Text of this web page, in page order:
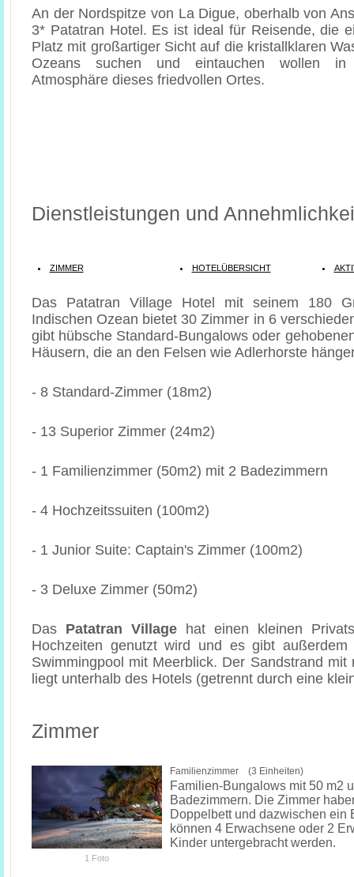
An der Nordspitze von La Digue, oberhalb von
3* Patatran Hotel. Es ist ideal für Reisende, die
Platz mit großartiger Sicht auf die kristallklaren
Ozeans suchen und eintauchen wollen in
Atmosphäre dieses friedvollen Ortes.
Dienstleistungen und
ZIMMER HOTELÜBERSICHT
Das Patatran Village Hotel mit seinem 180
Indischen Ozean bietet 30 Zimmer in 6
gibt hübsche Standard-Bungalows oder
Häusern, die an den Felsen wie Adlerhorste
- 8 Standard-Zimmer (18m2)
- 13 Superior Zimmer (24m2)
- 1 Familienzimmer (50m2) mit 2 Badezimmern
- 4 Hochzeitssuiten (100m2)
- 1 Junior Suite: Captain's Zimmer (100m2)
- 3 Deluxe Zimmer (50m2)
Das Patatran Village hat einen kleinen
Hochzeiten genutzt wird und es gibt außerdem
Swimmingpool mit Meerblick. Der Sandstrand mit
liegt unterhalb des Hotels (getrennt durch eine
Zimmer
1 Foto
Familienzimmer (3 Einheiten)
Familien-Bungalows mit 50 m2
Badezimmern. Die Zimmer
Doppelbett und dazwischen ein
können 4 Erwachsene oder 2
Kinder untergebracht werden.